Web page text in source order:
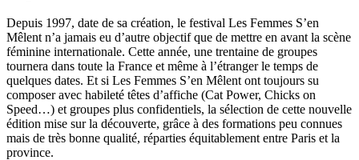
Depuis 1997, date de sa création, le festival Les Femmes S’en
Mêlent n’a jamais eu d’autre objectif que de mettre en avant la scène
féminine internationale. Cette année, une trentaine de groupes
tournera dans toute la France et même à l’étranger le temps de
quelques dates. Et si Les Femmes S’en Mêlent ont toujours su
composer avec habileté têtes d’affiche (Cat Power, Chicks on
Speed…) et groupes plus confidentiels, la sélection de cette nouvelle
édition mise sur la découverte, grâce à des formations peu connues
mais de très bonne qualité, réparties équitablement entre Paris et la
province.